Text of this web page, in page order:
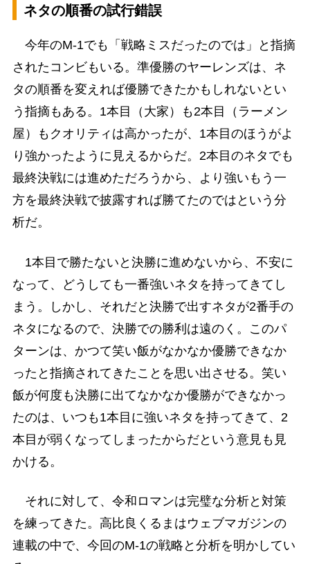
ネタの順番の試行錯誤
今年のM-1でも「戦略ミスだったのでは」と指摘
されたコンビもいる。準優勝のヤーレンズは、ネ
タの順番を変えれば優勝できたかもしれないとい
う指摘もある。1本目（大家）も2本目（ラーメン
屋）もクオリティは高かったが、1本目のほうがよ
り強かったように見えるからだ。2本目のネタでも
最終決戦には進めただろうから、より強いもう一
方を最終決戦で披露すれば勝てたのではという分
析だ。
1本目で勝たないと決勝に進めないから、不安に
なって、どうしても一番強いネタを持ってきてし
まう。しかし、それだと決勝で出すネタが2番手の
ネタになるので、決勝での勝利は遠のく。このパ
ターンは、かつて笑い飯がなかなか優勝できなか
ったと指摘されてきたことを思い出させる。笑い
飯が何度も決勝に出てなかなか優勝ができなかっ
たのは、いつも1本目に強いネタを持ってきて、2
本目が弱くなってしまったからだという意見も見
かける。
それに対して、令和ロマンは完璧な分析と対策
を練ってきた。高比良くるまはウェブマガジンの
連載の中で、今回のM-1の戦略と分析を明かしてい